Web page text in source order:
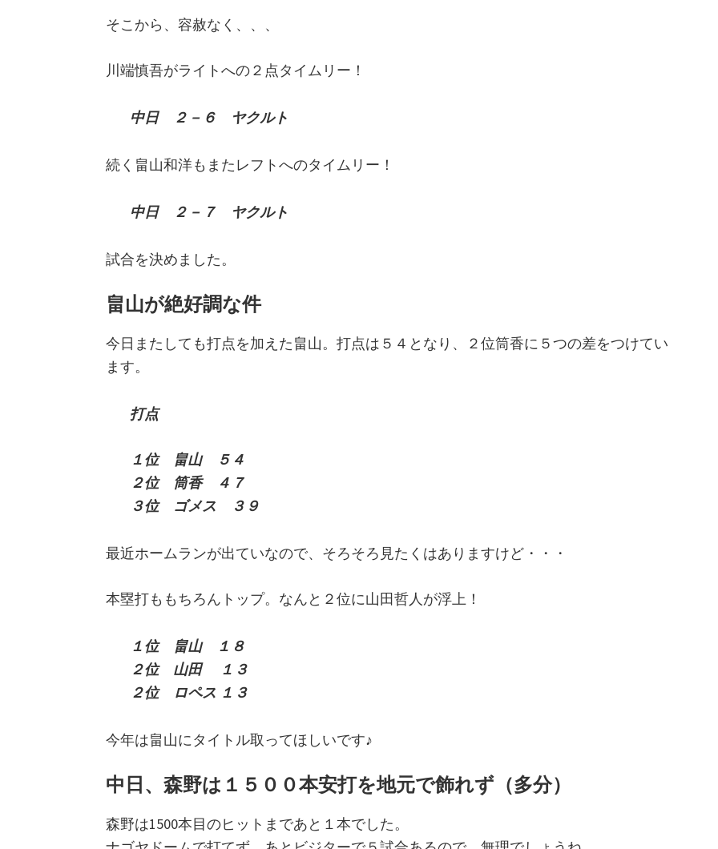
そこから、容赦なく、、、
川端慎吾がライトへの２点タイムリー！
中日 ２－６ ヤクルト
続く畠山和洋もまたレフトへのタイムリー！
中日 ２－７ ヤクルト
試合を決めました。
畠山が絶好調な件
今日またしても打点を加えた畠山。打点は５４となり、２位筒香に５つの差をつけてい
ます。
打点
１位 畠山 ５４
２位 筒香 ４７
３位 ゴメス ３９
最近ホームランが出ていなので、そろそろ見たくはありますけど・・・
本塁打ももちろんトップ。なんと２位に山田哲人が浮上！
１位 畠山 １８
２位 山田 １３
２位 ロペス １３
今年は畠山にタイトル取ってほしいです♪
中日、森野は１５００本安打を地元で飾れず（多分）
森野は1500本目のヒットまであと１本でした。